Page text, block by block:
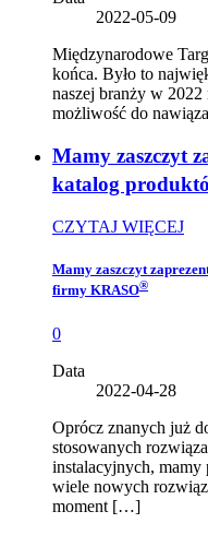
2022-05-09
Międzynarodowe
końca. Było to
naszej branży w 2022
możliwość do
Mamy zaszczyt
katalog
CZYTAJ WIĘCEJ
Mamy zaszczyt
firmy KRASO®
0
Data
2022-04-28
Oprócz znanych już
stosowanych
instalacyjnych, mamy
wiele nowych
moment […]